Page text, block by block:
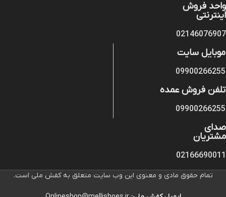
واحد فروش
اینترنتی
02146076907
موبایل سایت
09900266255
تلفن فروش عمده
09900266255
صدای
مشتریان
02166690011
تمام حقوق مادی و معنوی این وب سایت متعلق به کفش ملی است.